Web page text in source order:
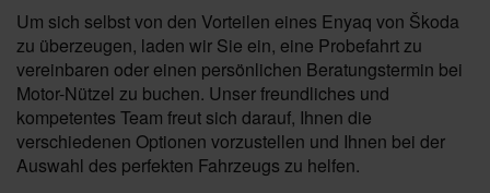
Um sich selbst von den Vorteilen eines Enyaq von Škoda
zu überzeugen, laden wir Sie ein, eine Probefahrt zu
vereinbaren oder einen persönlichen Beratungstermin bei
Motor-Nützel zu buchen. Unser freundliches und
kompetentes Team freut sich darauf, Ihnen die
verschiedenen Optionen vorzustellen und Ihnen bei der
Auswahl des perfekten Fahrzeugs zu helfen.